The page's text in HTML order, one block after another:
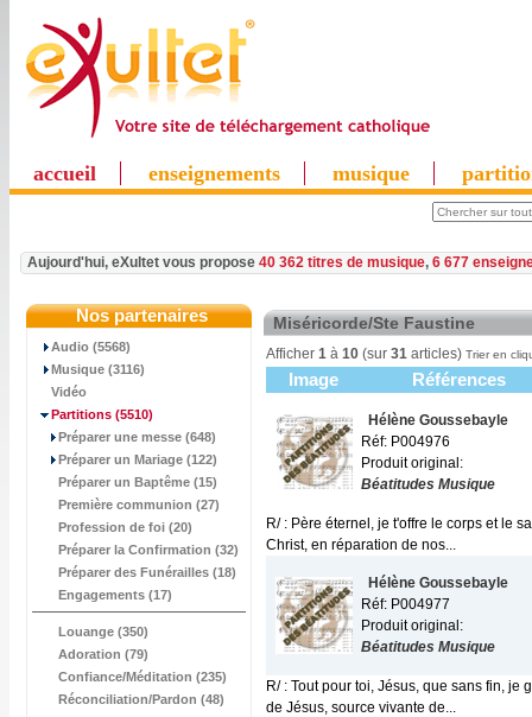
accueil enseignements musique
Aujourd'hui, eXultet vous propose 40 362 titres de musique, 6 677
Nos partenaires
Audio (5568)
Musique (3116)
Vidéo
Partitions (5510)
Préparer une messe (648)
Préparer un Mariage (122)
Préparer un Baptême (15)
Première communion (27)
Profession de foi (20)
Préparer la Confirmation (32)
Préparer des Funérailles (18)
Engagements (17)
Louange (350)
Adoration (79)
Confiance/Méditation (235)
Réconciliation/Pardon (48)
Miséricorde/Ste Faustine
Afficher 1 à 10 (sur 31 articles) Trier en
Image Références
Hélène Goussebayle
Réf: P004976
Produit original:
Béatitudes Musique
R/ : Père éternel, je t'offre le corps et le
Christ, en réparation de nos...
Hélène Goussebayle
Réf: P004977
Produit original:
Béatitudes Musique
R/ : Tout pour toi, Jésus, que sans fin,
de Jésus, source vivante de...